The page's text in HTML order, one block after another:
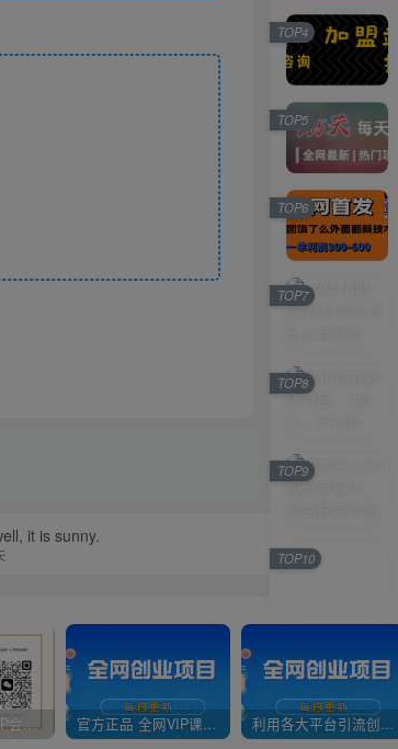
it is sunny.
优优云网创【VIP会员专属交流群】 官方正品 全网VIP课程 无损下载~ 利用各大平台引流创业粉，做知识付费系统，卖会员，卖课程，实现日入几百几千
TOP4
TOP5
TOP6
TOP7
TOP8
TOP9
TOP10